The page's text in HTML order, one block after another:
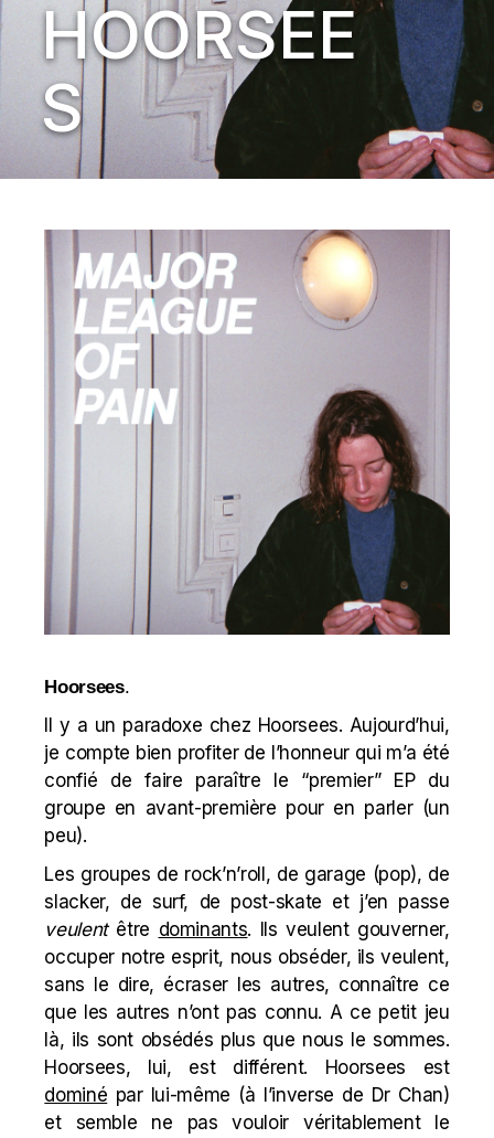
HOORSEE
S
Hoorsees.
Il y a un paradoxe chez Hoorsees. Aujourd’hui,
je compte bien profiter de l’honneur qui m’a été
confié de faire paraître le “premier” EP du
groupe en avant-première pour en parler (un
peu).
Les groupes de rock’n’roll, de garage (pop), de
slacker, de surf, de post-skate et j’en passe
veulentêtre dominants. Ils veulent gouverner,
occuper notre esprit, nous obséder, ils veulent,
sans le dire, écraser les autres, connaître ce
que les autres n’ont pas connu. A ce petit jeu
là, ils sont obsédés plus que nous le sommes.
Hoorsees, lui, est différent. Hoorsees est
dominé par lui-même (à l’inverse de Dr Chan)
et semble ne pas vouloir véritablement le